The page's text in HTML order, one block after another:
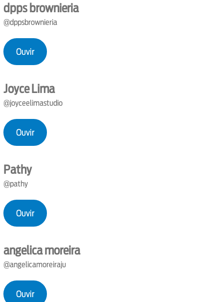
dpps brownieria
@dppsbrownieria
Ouvir
Joyce Lima
@joyceelimastudio
Ouvir
Pathy
@pathy
Ouvir
angelica moreira
@angelicamoreiraju
Ouvir